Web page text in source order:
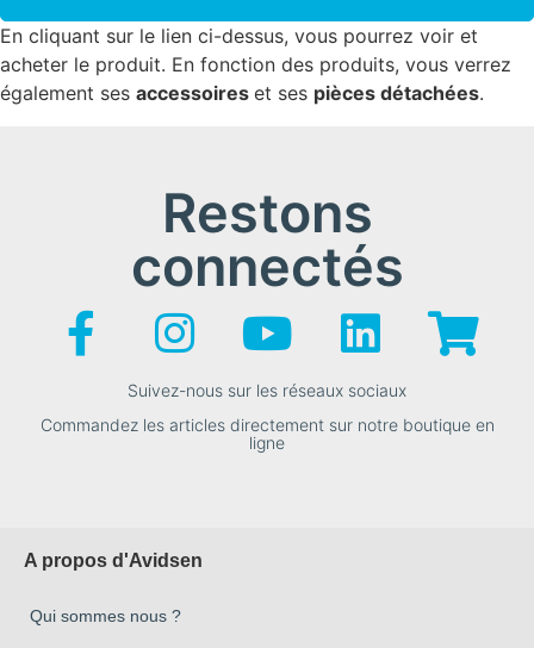
En cliquant sur le lien ci-dessus, vous pourrez voir et
acheter le produit. En fonction des produits, vous verrez
également ses accessoires et ses pièces détachées.
Restons
connectés
Suivez-nous sur les réseaux sociaux
Commandez les articles directement sur notre boutique en
ligne
A propos d'Avidsen
Qui sommes nous ?